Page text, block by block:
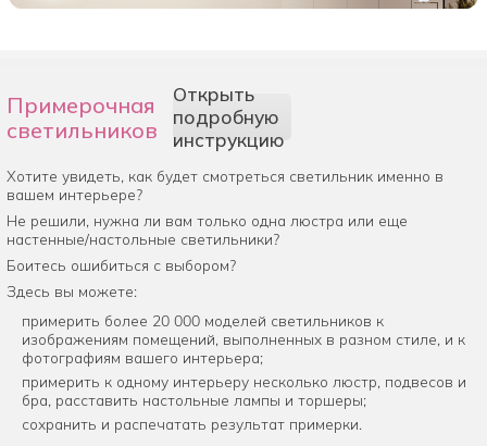
Примерочная
светильников
Открыть
подробную
инструкцию
Хотите увидеть, как будет смотреться светильник именно в
вашем интерьере?
Не решили, нужна ли вам только одна люстра или еще
настенные/настольные светильники?
Боитесь ошибиться с выбором?
Здесь вы можете:
примерить более 20 000 моделей светильников к
изображениям помещений, выполненных в разном стиле, и к
фотографиям вашего интерьера;
примерить к одному интерьеру несколько люстр, подвесов и
бра, расставить настольные лампы и торшеры;
сохранить и распечатать результат примерки.